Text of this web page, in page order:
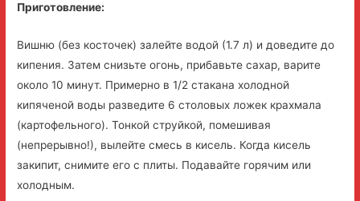
Приготовление:
Вишню (без косточек) залейте водой (1.7 л) и доведите до
кипения. Затем снизьте огонь, прибавьте сахар, варите
около 10 минут. Примерно в 1/2 стакана холодной
кипяченой воды разведите 6 столовых ложек крахмала
(картофельного). Тонкой струйкой, помешивая
(непрерывно!), вылейте смесь в кисель. Когда кисель
закипит, снимите его с плиты. Подавайте горячим или
холодным.